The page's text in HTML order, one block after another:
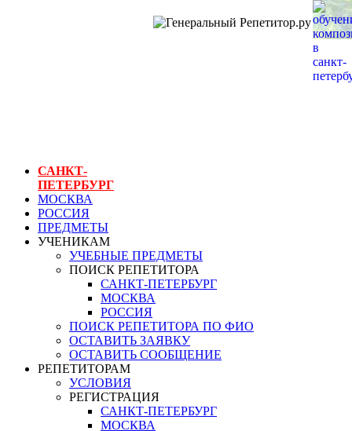
САНКТ-
ПЕТЕРБУРГ
МОСКВА
РОССИЯ
ПРЕДМЕТЫ
УЧЕНИКАМ
УЧЕБНЫЕ ПРЕДМЕТЫ
ПОИСК РЕПЕТИТОРА
САНКТ-ПЕТЕРБУРГ
МОСКВА
РОССИЯ
ПОИСК РЕПЕТИТОРА ПО ФИО
ОСТАВИТЬ ЗАЯВКУ
ОСТАВИТЬ СООБЩЕНИЕ
РЕПЕТИТОРАМ
УСЛОВИЯ
РЕГИСТРАЦИЯ
САНКТ-ПЕТЕРБУРГ
МОСКВА